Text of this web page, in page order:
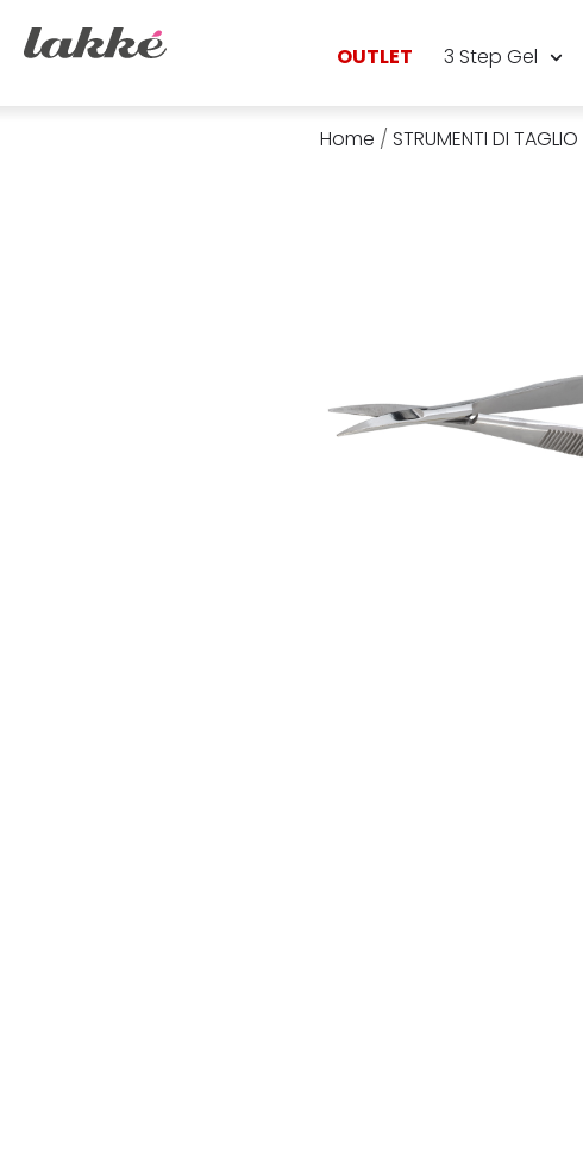
OUTLET 3 Step Gel
Home / STRUMENTI DI TAGLIO